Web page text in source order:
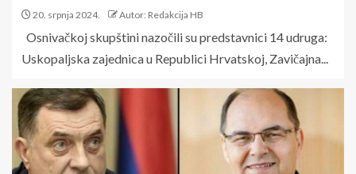
20. srpnja 2024. Autor: Redakcija HB
Osnivačkoj skupštini nazočili su predstavnici 14 udruga:
Uskopaljska zajednica u Republici Hrvatskoj, Zavičajna...